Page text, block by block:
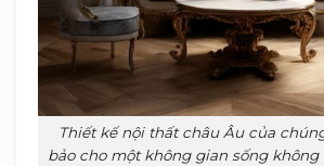
Thiết kế nội thất châu Âu của
bảo cho một không gian sống